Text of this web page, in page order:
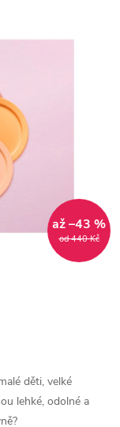
od 440 Kč
až –43 %
děti, velké
lehké, odolné a